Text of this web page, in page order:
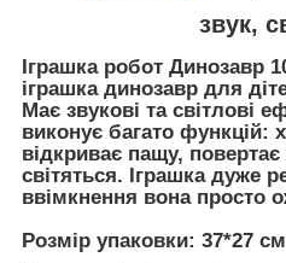
звук,
Іграшка робот Динозавр
іграшка динозавр для
Має звукові та світлові
виконує багато функцій:
відкриває пащу, повертає
світяться. Іграшка дуже
ввімкнення вона просто
Розмір упаковки: 37*27 см